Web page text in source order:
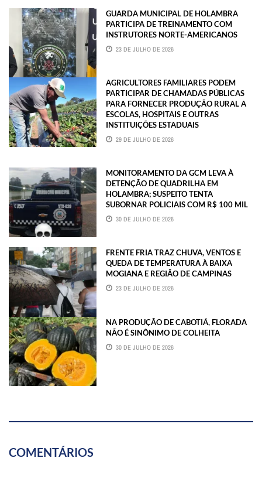
GUARDA MUNICIPAL DE HOLAMBRA
PARTICIPA DE TREINAMENTO COM
INSTRUTORES NORTE-AMERICANOS
23 DE JULHO DE 2026
AGRICULTORES FAMILIARES PODEM
PARTICIPAR DE CHAMADAS PÚBLICAS
PARA FORNECER PRODUÇÃO RURAL A
ESCOLAS, HOSPITAIS E OUTRAS
INSTITUIÇÕES ESTADUAIS
29 DE JULHO DE 2026
MONITORAMENTO DA GCM LEVA À
DETENÇÃO DE QUADRILHA EM
HOLAMBRA; SUSPEITO TENTA
SUBORNAR POLICIAIS COM R$ 100 MIL
30 DE JULHO DE 2026
FRENTE FRIA TRAZ CHUVA, VENTOS E
QUEDA DE TEMPERATURA À BAIXA
MOGIANA E REGIÃO DE CAMPINAS
23 DE JULHO DE 2026
NA PRODUÇÃO DE CABOTIÁ, FLORADA
NÃO É SINÔNIMO DE COLHEITA
30 DE JULHO DE 2026
COMENTÁRIOS